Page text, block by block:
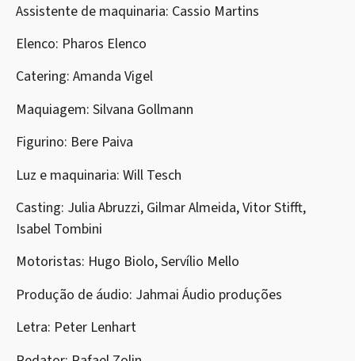
Assistente de maquinaria: Cassio Martins
Elenco: Pharos Elenco
Catering: Amanda Vigel
Maquiagem: Silvana Gollmann
Figurino: Bere Paiva
Luz e maquinaria: Will Tesch
Casting: Julia Abruzzi, Gilmar Almeida, Vitor Stifft,
Isabel Tombini
Motoristas: Hugo Biolo, Servílio Mello
Produção de áudio: Jahmai Áudio produções
Letra: Peter Lenhart